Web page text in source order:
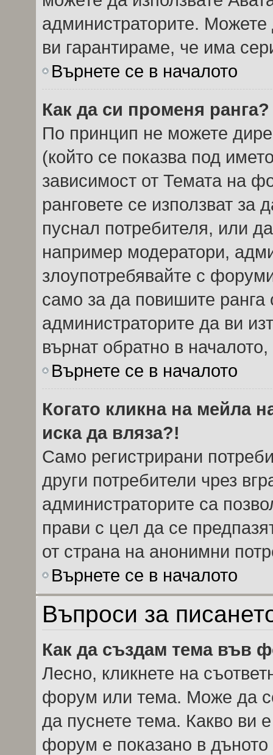
администраторите. Можете
ви гарантираме, че има
Върнете се в началото
Как да си променя ранга?
По принцип не можете
(който се показва под
зависимост от Темата на
ранговете се използват
пуснал потребителя, или
например модератори,
злоупотребявайте с
само за да повишите ранга
администраторите да ви
върнат обратно в
Върнете се в началото
Когато кликна на мейла
иска да вляза?!
Само регистрирани
други потребители чрез
администраторите са
прави с цел да се
от страна на анонимни
Върнете се в началото
Въпроси за
Как да създам тема във
Лесно, кликнете на
форум или тема. Може да
да пуснете тема. Какво ви
форум е показано в